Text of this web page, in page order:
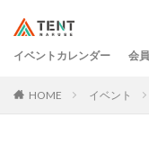
イベントカレンダー 会
HOME イベント